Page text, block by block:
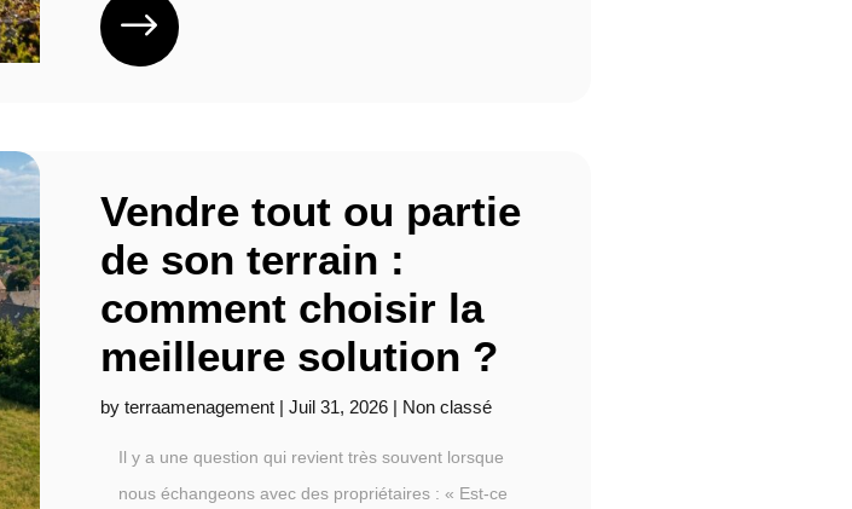
Vendre tout ou partie
de son terrain :
comment choisir la
meilleure solution ?
by terraamenagement| Juil 31, 2026| Non classé
Il y a une question qui revient très souvent lorsque
nous échangeons avec des propriétaires : « Est-ce